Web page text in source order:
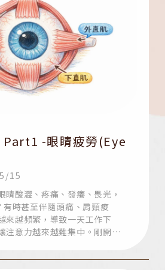
Part1 -眼睛疲勞(Eye
15
睛酸澀、疼痛、發癢、畏光，
有時甚至伴隨頭痛、肩頸痠
來越頻繁，導致一天工作下
注意力越來越難集中。剛開始
而緩解。